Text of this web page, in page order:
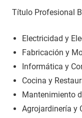
Título Profesional
Electricidad y
Fabricación y
Informática y
Cocina y
Mantenimiento
Agrojardinería y